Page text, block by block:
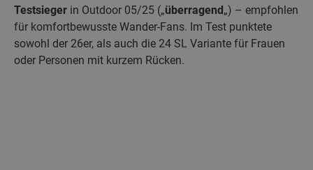
Testsieger in Outdoor 05/25 („überragend„) – empfohlen
für komfortbewusste Wander-Fans. Im Test punktete
sowohl der 26er, als auch die 24 SL Variante für Frauen
oder Personen mit kurzem Rücken.